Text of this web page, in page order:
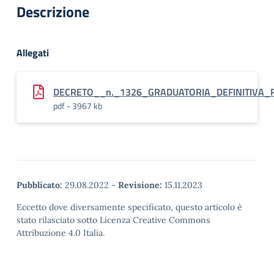
Descrizione
Allegati
pdf - 3967 kb
Pubblicato: 29.08.2022 - Revisione: 15.11.2023
Eccetto dove diversamente specificato, questo articolo è
stato rilasciato sotto Licenza Creative Commons
Attribuzione 4.0 Italia.